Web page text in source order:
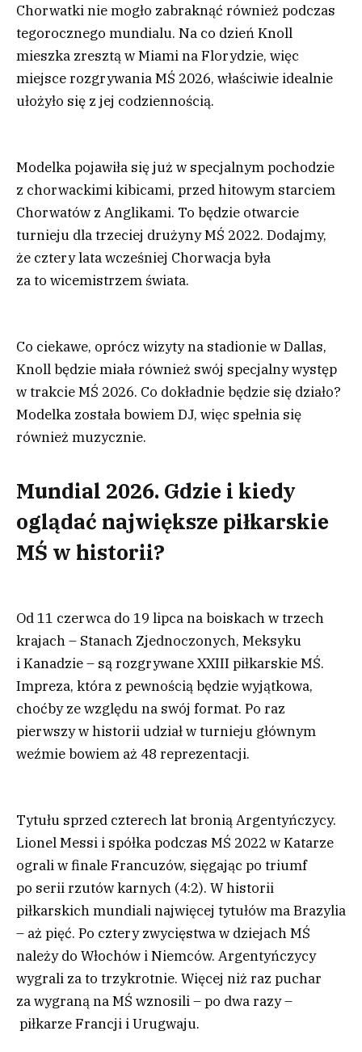
Chorwatki nie mogło zabraknąć również podczas
tegorocznego mundialu. Na co dzień Knoll
mieszka zresztą w Miami na Florydzie, więc
miejsce rozgrywania MŚ 2026, właściwie idealnie
ułożyło się z jej codziennością.
Modelka pojawiła się już w specjalnym pochodzie
z chorwackimi kibicami, przed hitowym starciem
Chorwatów z Anglikami. To będzie otwarcie
turnieju dla trzeciej drużyny MŚ 2022. Dodajmy,
że cztery lata wcześniej Chorwacja była
za to wicemistrzem świata.
Co ciekawe, oprócz wizyty na stadionie w Dallas,
Knoll będzie miała również swój specjalny występ
w trakcie MŚ 2026. Co dokładnie będzie się działo?
Modelka została bowiem DJ, więc spełnia się
również muzycznie.
Mundial 2026. Gdzie i kiedy
oglądać największe piłkarskie
MŚ w historii?
Od 11 czerwca do 19 lipca na boiskach w trzech
krajach – Stanach Zjednoczonych, Meksyku
i Kanadzie – są rozgrywane XXIII piłkarskie MŚ.
Impreza, która z pewnością będzie wyjątkowa,
choćby ze względu na swój format. Po raz
pierwszy w historii udział w turnieju głównym
weźmie bowiem aż 48 reprezentacji.
Tytułu sprzed czterech lat bronią Argentyńczycy.
Lionel Messi i spółka podczas MŚ 2022 w Katarze
ograli w finale Francuzów, sięgając po triumf
po serii rzutów karnych (4:2). W historii
piłkarskich mundiali najwięcej tytułów ma Brazylia
– aż pięć. Po cztery zwycięstwa w dziejach MŚ
należy do Włochów i Niemców. Argentyńczycy
wygrali za to trzykrotnie. Więcej niż raz puchar
za wygraną na MŚ wznosili – po dwa razy –
piłkarze Francji i Urugwaju.